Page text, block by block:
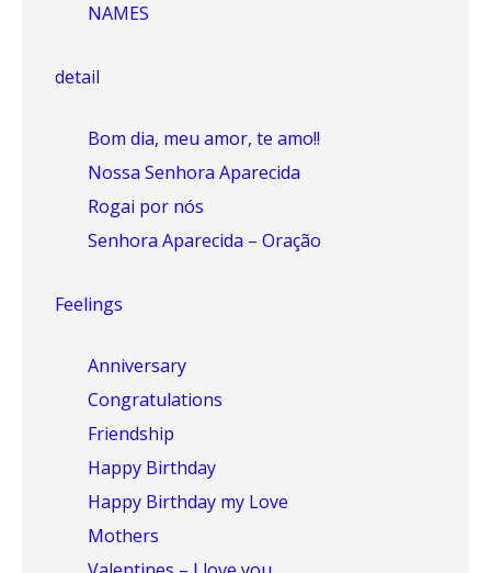
NAMES
detail
Bom dia, meu amor, te amo!!
Nossa Senhora Aparecida
Rogai por nós
Senhora Aparecida – Oração
Feelings
Anniversary
Congratulations
Friendship
Happy Birthday
Happy Birthday my Love
Mothers